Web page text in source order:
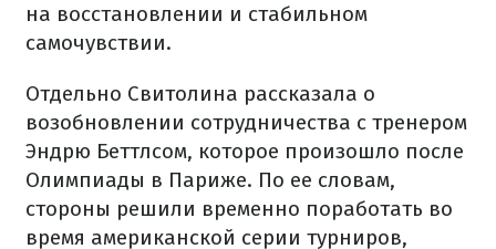
на восстановлении и стабильном
самочувствии.
Отдельно Свитолина рассказала о
возобновлении сотрудничества с тренером
Эндрю Беттлсом, которое произошло после
Олимпиады в Париже. По ее словам,
стороны решили временно поработать во
время американской серии турниров,